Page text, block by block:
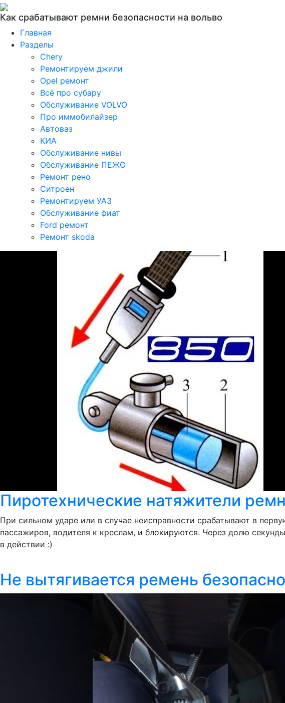
Как срабатывают ремни безопасности на вольво
Главная
Разделы
Chery
Ремонтируем джили
Opel ремонт
Всё про субару
Обслуживание VOLVO
Про иммобилайзер
Автоваз
КИА
Обслуживание нивы
Обслуживание ПЕЖО
Ремонт рено
Ситроен
Ремонтируем УАЗ
Обслуживание фиат
Ford ремонт
Ремонт skoda
Пиротехнические натяжители
При сильном ударе или в случае неисправности срабатывают в
пассажиров, водителя к креслам, и блокируются. Через долю
в действии :)
Не вытягивается ремень